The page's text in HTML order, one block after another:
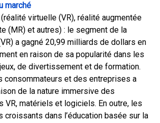
marché
virtuelle (VR), réalité augmentée
(MR) et autres) : le segment de la
a gagné 20,99 milliards de dollars en
en raison de sa popularité dans les
de divertissement et de formation.
consommateurs et des entreprises a
de la nature immersive des
VR, matériels et logiciels. En outre, les
croissants dans l’éducation basée sur la